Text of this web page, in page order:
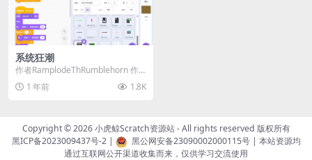
系统狂潮
作者RamplodeThRumblehorn 作
品介绍： 一款以计算机内部对抗
恶...1 年前 1.8K
Copyright © 2026小虎鲸Scratch资源站- All rights reserved 版权所有
黑ICP备2023009437号-2| 黑公网安备23090002000115号| 本站资源均
通过互联网公开渠道收集而来，仅供学习交流使用